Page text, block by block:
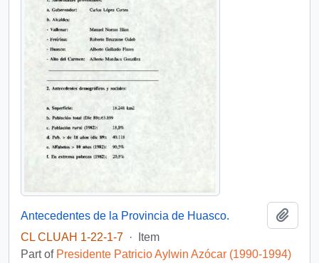
Antecedentes de la Provincia de Huasco.
CL CLUAH 1-22-1-7 ·
Item
Part of Presidente Patricio Aylwin Azócar (1990-1994)